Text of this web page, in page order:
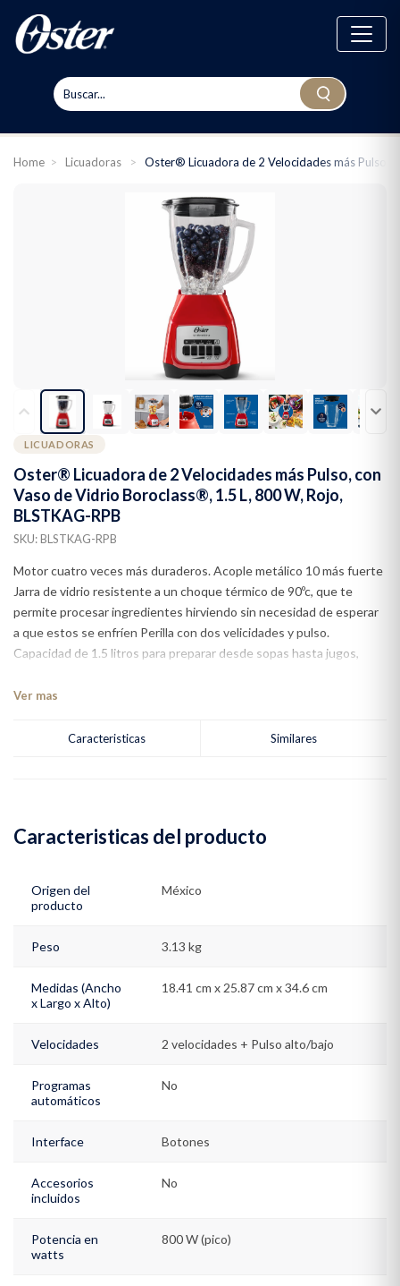
Home > Licuadoras > Oster® Licuadora de 2 Velocidades más Pulso,
LICUADORAS
Oster® Licuadora de 2 Velocidades más Pulso, con
Vaso de Vidrio Boroclass®, 1.5 L, 800 W, Rojo,
BLSTKAG-RPB
SKU: BLSTKAG-RPB
Motor cuatro veces más duraderos. Acople metálico 10 más fuerte
Jarra de vidrio resistente a un choque térmico de 90ºc, que te
permite procesar ingredientes hirviendo sin necesidad de esperar
a que estos se enfríen Perilla con dos velicidades y pulso.
Capacidad de 1.5 litros para preparar desde sopas hasta jugos,
trituradora de hielo. 550 watts 1 año de garantía del proveedor
Ver mas
Caracteristicas Similares
Caracteristicas del producto
Origen del
producto
México
Peso 3.13 kg
Medidas (Ancho
x Largo x Alto)
18.41 cm x 25.87 cm x 34.6 cm
Velocidades 2 velocidades + Pulso alto/bajo
Programas
automáticos
No
Interface Botones
Accesorios
incluidos
No
Potencia en
watts
800 W (pico)